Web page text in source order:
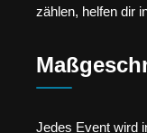
zählen, helfen dir
Jedes Event wird